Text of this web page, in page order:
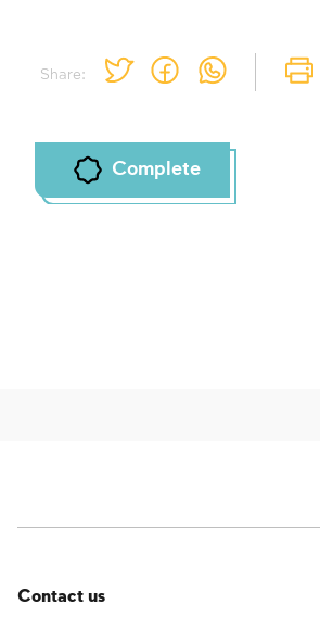
Share:
Complete
Contact us